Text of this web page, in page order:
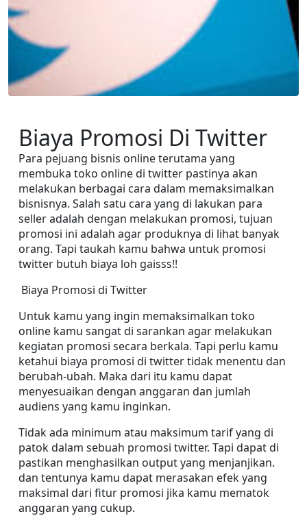
Biaya Promosi Di Twitter
Para pejuang bisnis online terutama yang
membuka toko online di twitter pastinya akan
melakukan berbagai cara dalam memaksimalkan
bisnisnya. Salah satu cara yang di lakukan para
seller adalah dengan melakukan promosi, tujuan
promosi ini adalah agar produknya di lihat banyak
orang. Tapi taukah kamu bahwa untuk promosi
twitter butuh biaya loh gaisss!!
Biaya Promosi di Twitter
Untuk kamu yang ingin memaksimalkan toko
online kamu sangat di sarankan agar melakukan
kegiatan promosi secara berkala. Tapi perlu kamu
ketahui biaya promosi di twitter tidak menentu dan
berubah-ubah. Maka dari itu kamu dapat
menyesuaikan dengan anggaran dan jumlah
audiens yang kamu inginkan.
Tidak ada minimum atau maksimum tarif yang di
patok dalam sebuah promosi twitter. Tapi dapat di
pastikan menghasilkan output yang menjanjikan.
dan tentunya kamu dapat merasakan efek yang
maksimal dari fitur promosi jika kamu mematok
anggaran yang cukup.